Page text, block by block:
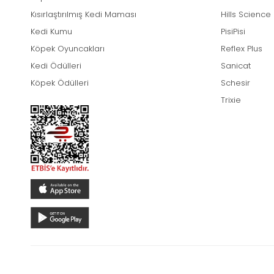
Kısırlaştırılmış Kedi Maması
Kedi Kumu
Köpek Oyuncakları
Kedi Ödülleri
Köpek Ödülleri
Hills Science
PisiPisi
Reflex Plus
Sanicat
Schesir
Trixie